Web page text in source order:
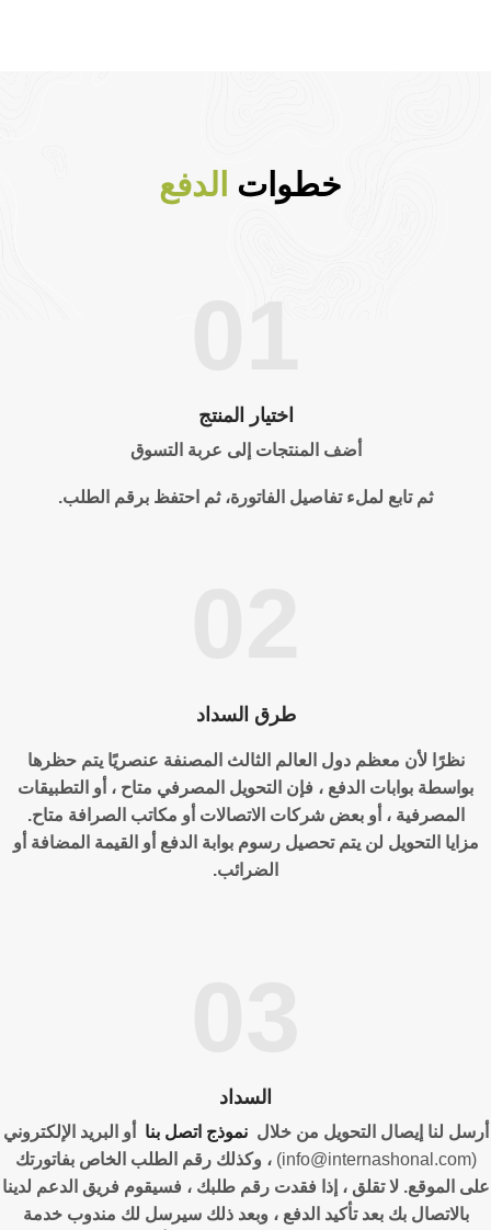
خطوات الدفع
اختيار المنتج
أضف المنتجات إلى عربة التسوق
ثم تابع لملء تفاصيل الفاتورة، ثم احتفظ برقم الطلب.
طرق السداد
نظرًا لأن معظم دول العالم الثالث المصنفة عنصريًا يتم حظرها
بواسطة بوابات الدفع ، فإن التحويل المصرفي متاح ، أو التطبيقات
المصرفية ، أو بعض شركات الاتصالات أو مكاتب الصرافة متاح.
مزايا التحويل لن يتم تحصيل رسوم بوابة الدفع أو القيمة المضافة أو
الضرائب.
السداد
أرسل لنا إيصال التحويل من خلالنموذج اتصل بنا أو البريد الإلكتروني
(info@internashonal.com)
، وكذلك رقم الطلب الخاص بفاتورتك
على الموقع. لا تقلق ، إذا فقدت رقم طلبك ، فسيقوم فريق الدعم لدينا
بالاتصال بك بعد تأكيد الدفع ، وبعد ذلك سيرسل لك مندوب خدمة